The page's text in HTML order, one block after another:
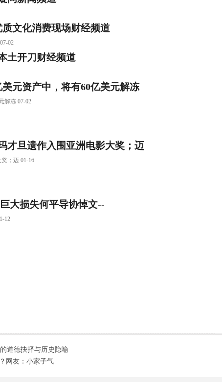
文化消费现场财经频道
02
土开刀财经频道
元资产中，将有60亿美元解冻
解冻 07-02
才旦遗作入围亚洲电影大奖；迈
；迈 01-16
大损失何平导协悼文--
12
道德抉择与历史隐喻
网友：小家子气